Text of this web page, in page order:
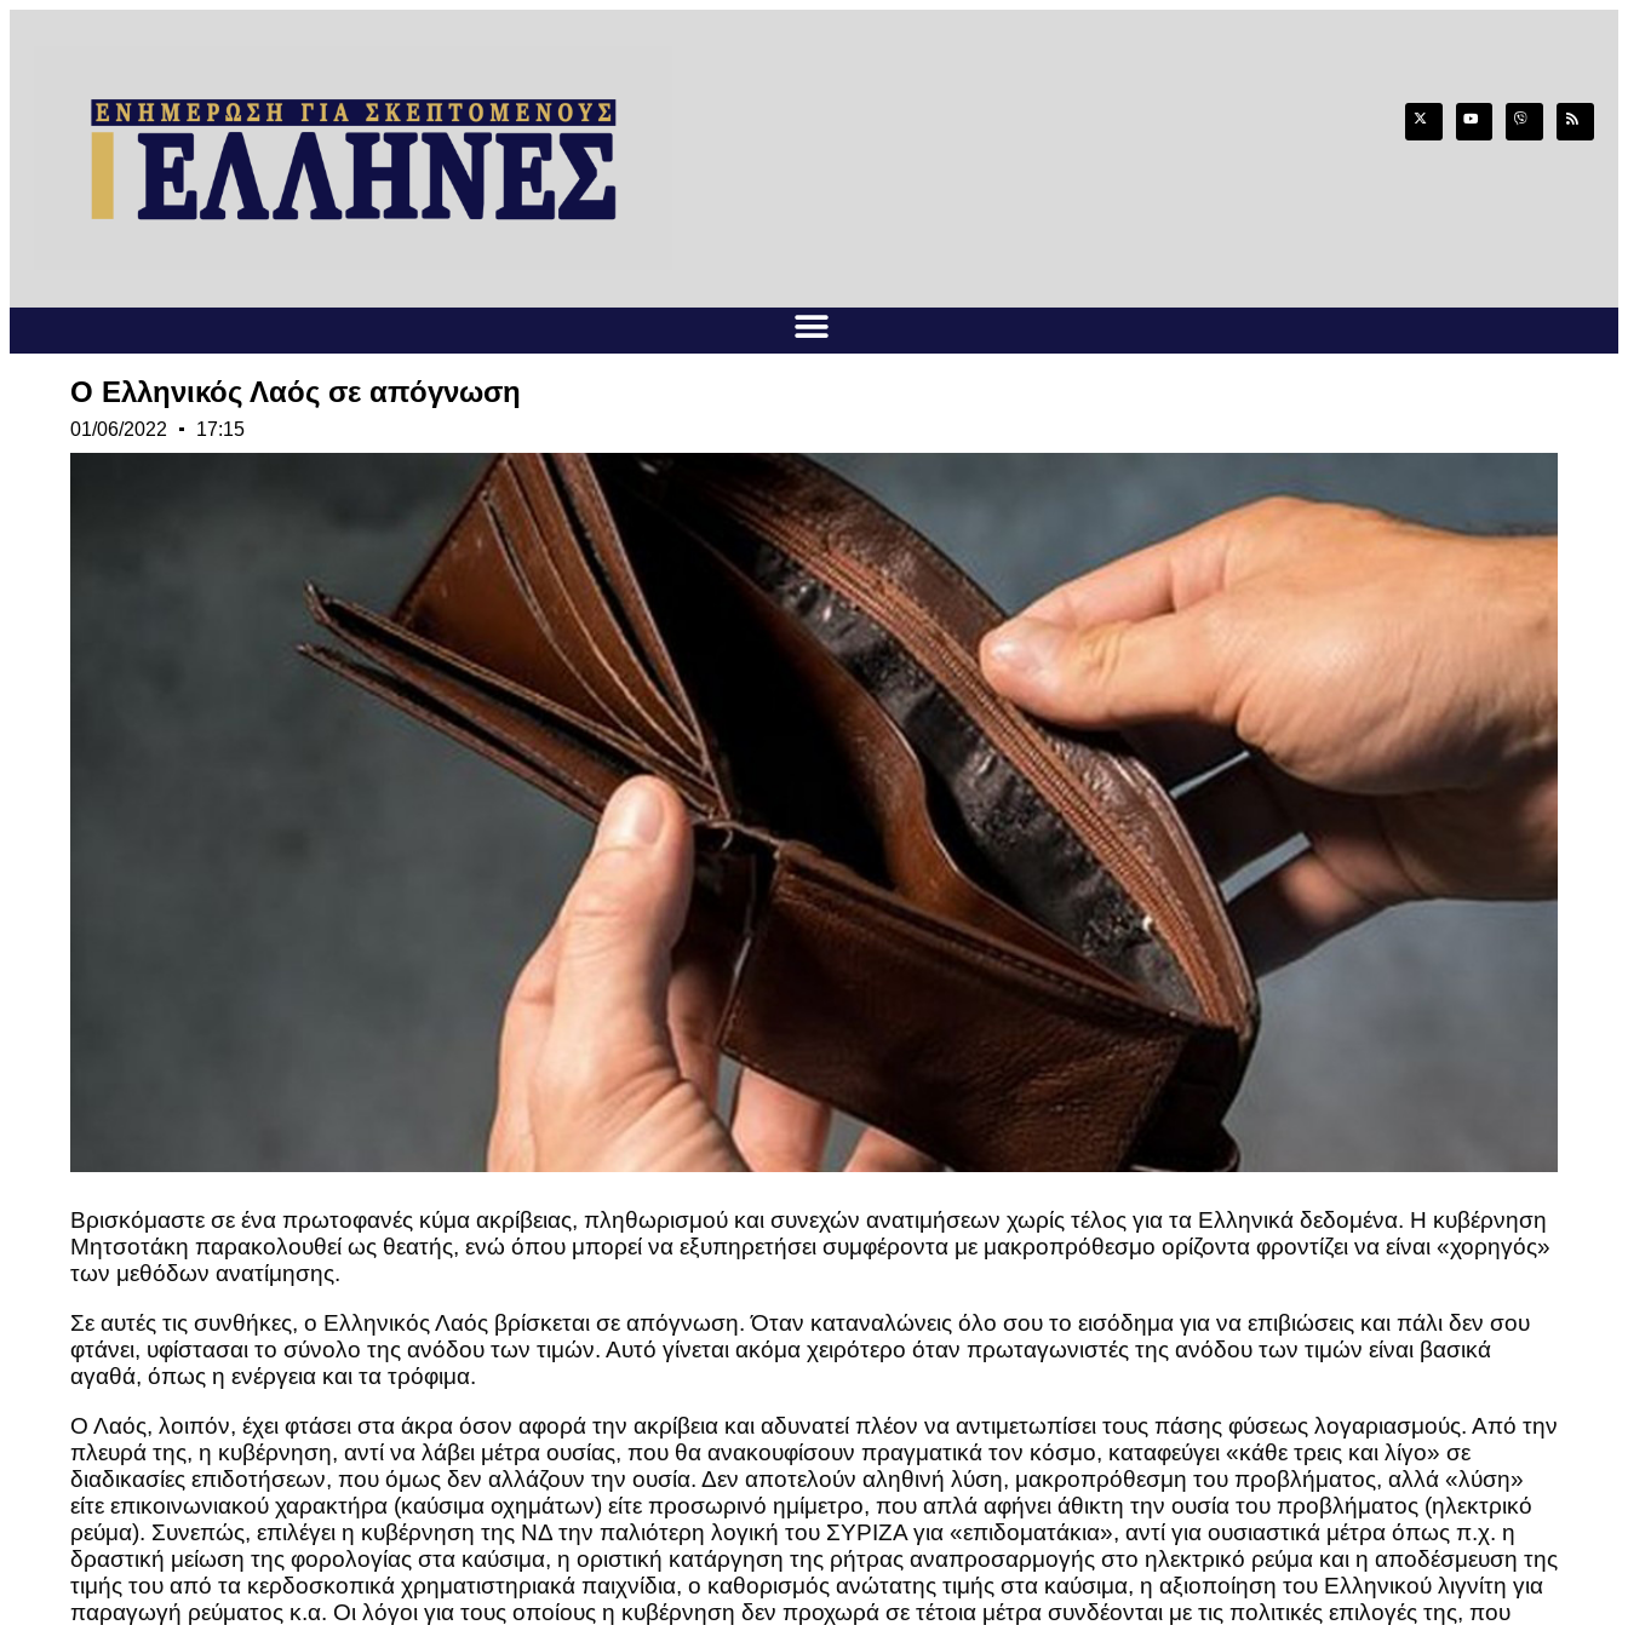
Ο Ελληνικός Λαός σε απόγνωση
01/06/2022 17:15
Βρισκόμαστε σε ένα πρωτοφανές κύμα ακρίβειας, πληθωρισμού και συνεχών ανατιμήσεων χωρίς τέλος για τα Ελληνικά δεδομένα. Η κυβέρνηση
Μητσοτάκη παρακολουθεί ως θεατής, ενώ όπου μπορεί να εξυπηρετήσει συμφέροντα με μακροπρόθεσμο ορίζοντα φροντίζει να είναι «χορηγός»
των μεθόδων ανατίμησης.
Σε αυτές τις συνθήκες, ο Ελληνικός Λαός βρίσκεται σε απόγνωση. Όταν καταναλώνεις όλο σου το εισόδημα για να επιβιώσεις και πάλι δεν σου
φτάνει, υφίστασαι το σύνολο της ανόδου των τιμών. Αυτό γίνεται ακόμα χειρότερο όταν πρωταγωνιστές της ανόδου των τιμών είναι βασικά
αγαθά, όπως η ενέργεια και τα τρόφιμα.
Ο Λαός, λοιπόν, έχει φτάσει στα άκρα όσον αφορά την ακρίβεια και αδυνατεί πλέον να αντιμετωπίσει τους πάσης φύσεως λογαριασμούς. Από την
πλευρά της, η κυβέρνηση, αντί να λάβει μέτρα ουσίας, που θα ανακουφίσουν πραγματικά τον κόσμο, καταφεύγει «κάθε τρεις και λίγο» σε
διαδικασίες επιδοτήσεων, που όμως δεν αλλάζουν την ουσία. Δεν αποτελούν αληθινή λύση, μακροπρόθεσμη του προβλήματος, αλλά «λύση»
είτε επικοινωνιακού χαρακτήρα (καύσιμα οχημάτων) είτε προσωρινό ημίμετρο, που απλά αφήνει άθικτη την ουσία του προβλήματος (ηλεκτρικό
ρεύμα). Συνεπώς, επιλέγει η κυβέρνηση της ΝΔ την παλιότερη λογική του ΣΥΡΙΖΑ για «επιδοματάκια», αντί για ουσιαστικά μέτρα όπως π.χ. η
δραστική μείωση της φορολογίας στα καύσιμα, η οριστική κατάργηση της ρήτρας αναπροσαρμογής στο ηλεκτρικό ρεύμα και η αποδέσμευση της
τιμής του από τα κερδοσκοπικά χρηματιστηριακά παιχνίδια, ο καθορισμός ανώτατης τιμής στα καύσιμα, η αξιοποίηση του Ελληνικού λιγνίτη για
παραγωγή ρεύματος κ.α. Οι λόγοι για τους οποίους η κυβέρνηση δεν προχωρά σε τέτοια μέτρα συνδέονται με τις πολιτικές επιλογές της, που